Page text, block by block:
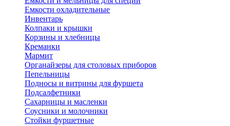
Емкости охладительные
Инвентарь
Колпаки и крышки
Корзины и хлебницы
Креманки
Мармит
Органайзеры для столовых приборов
Пепельницы
Подносы и витрины для фуршета
Подсалфетники
Сахарницы и масленки
Соусники и молочники
Стойки фуршетные